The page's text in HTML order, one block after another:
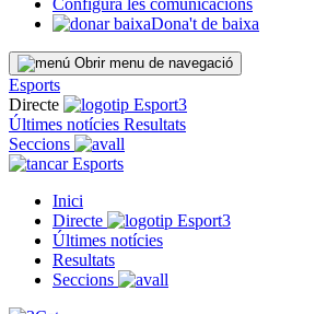
Configura les comunicacions
Dona't de baixa
Obrir menu de navegació
Esports
Directe
Últimes notícies Resultats
Seccions
Esports
Inici
Directe
Últimes notícies
Resultats
Seccions